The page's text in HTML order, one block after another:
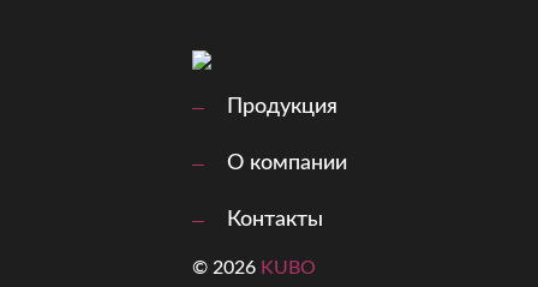
Продукция
О компании
Контакты
© 2026 KUBO